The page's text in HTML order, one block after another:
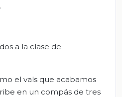
a la clase de
el vals que acabamos
en un compás de tres